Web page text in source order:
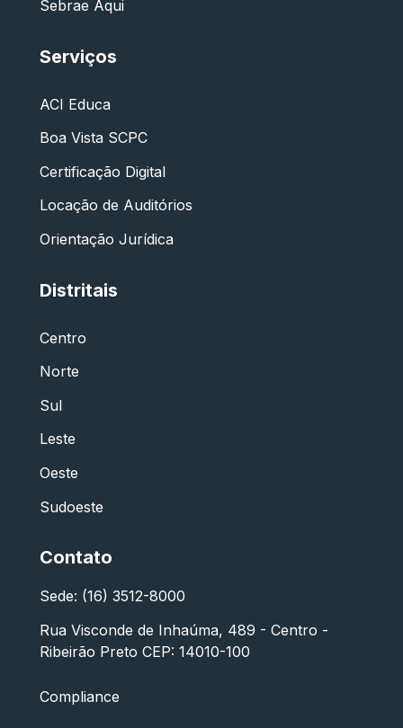
Sebrae Aqui
Serviços
ACI Educa
Boa Vista SCPC
Certificação Digital
Locação de Auditórios
Orientação Jurídica
Distritais
Centro
Norte
Sul
Leste
Oeste
Sudoeste
Contato
Sede: (16) 3512-8000
Rua Visconde de Inhaúma, 489 - Centro -
Ribeirão Preto CEP: 14010-100
Compliance